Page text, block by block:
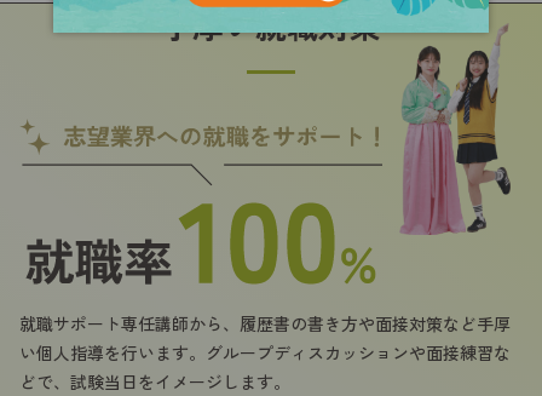
手厚い就職対策
就職サポート専任講師から、履歴書の書き方や面接対策など手厚
い個人指導を行います。グループディスカッションや面接練習な
どで、試験当日をイメージします。